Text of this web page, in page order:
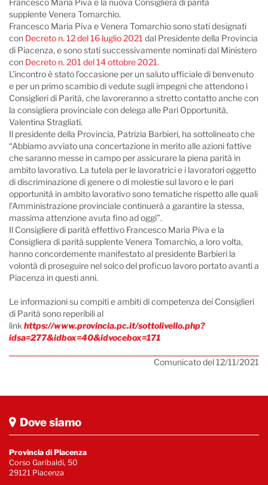
Francesco Maria Piva e la nuova Consigliera di parità
supplente Venera Tomarchio.
Francesco Maria Piva e Venera Tomarchio sono stati designati
con Decreto n. 12 del 16 luglio 2021 dal Presidente della Provincia
di Piacenza, e sono stati successivamente nominati dal Ministero
con Decreto n. 201 del 14 ottobre 2021.
L’incontro è stato l’occasione per un saluto ufficiale di benvenuto
e per un primo scambio di vedute sugli impegni che attendono i
Consiglieri di Parità, che lavoreranno a stretto contatto anche con
la consigliera provinciale con delega alle Pari Opportunità,
Valentina Stragliati.
Il presidente della Provincia, Patrizia Barbieri, ha sottolineato che
“Abbiamo avviato una concertazione in merito alle azioni fattive
che saranno messe in campo per assicurare la piena parità in
ambito lavorativo. La tutela per le lavoratrici e i lavoratori oggetto
di discriminazione di genere o di molestie sul lavoro e le pari
opportunità in ambito lavorativo sono tematiche rispetto alle quali
l’Amministrazione provinciale continuerà a garantire la stessa,
massima attenzione avuta fino ad oggi”.
Il Consigliere di parità effettivo Francesco Maria Piva e la
Consigliera di parità supplente Venera Tomarchio, a loro volta,
hanno concordemente manifestato al presidente Barbieri la
volontà di proseguire nel solco del proficuo lavoro portato avanti a
Piacenza in questi anni.
Le informazioni su compiti e ambiti di competenza dei Consiglieri
di Parità sono reperibili al
link https://www.provincia.pc.it/sottolivello.php?
idsa=277&idbox=40&idvocebox=171
Comunicato del 12/11/2021
Dove siamo
Provincia di Piacenza
Corso Garibaldi, 50
29121 Piacenza